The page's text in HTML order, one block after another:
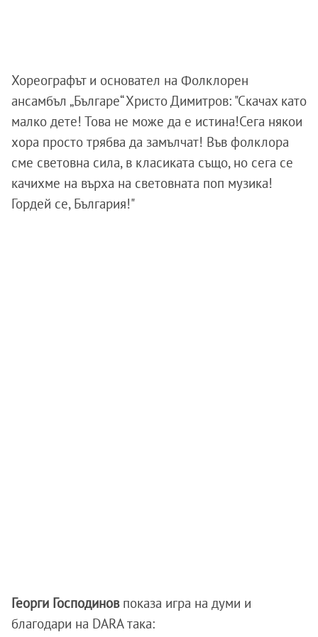
Хореографът и основател на Фолклорен
ансамбъл „Българе“ Христо Димитров: "Скачах като
малко дете! Това не може да е истина!Сега някои
хора просто трябва да замълчат! Във фолклора
сме световна сила, в класиката също, но сега се
качихме на върха на световната поп музика!
Гордей се, България!"
Георги Господиновпоказа игра на думи и
благодари на DARA така: